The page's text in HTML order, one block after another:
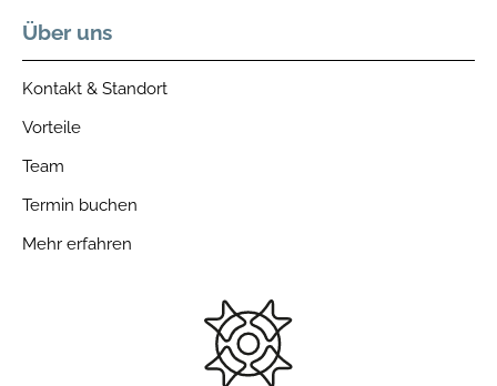
Über uns
Kontakt & Standort
Vorteile
Team
Termin buchen
Mehr erfahren